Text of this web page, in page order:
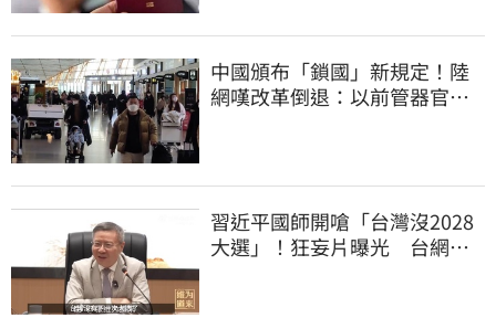
中國頒布「鎖國」新規定！陸
網嘆改革倒退：以前管器官現
習近平國師開嗆「台灣沒2028
大選」！狂妄片曝光 台網